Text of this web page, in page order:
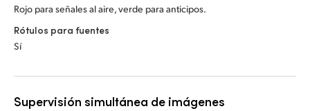
Rojo para señales al aire, verde para anticipos.
Rótulos para fuentes
Sí
Supervisión simultánea de imágenes